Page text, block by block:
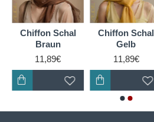
Chiffon Schal
Braun
11,89€
Chiffon Schal
Gelb
11,89€